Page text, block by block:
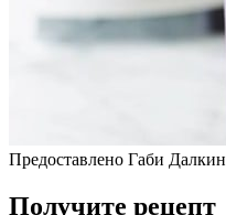
Предоставлено Габи Далкин
Получите рецепт